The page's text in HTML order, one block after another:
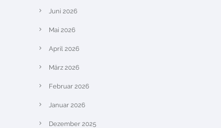
Juni 2026
Mai 2026
April 2026
März 2026
Februar 2026
Januar 2026
Dezember 2025